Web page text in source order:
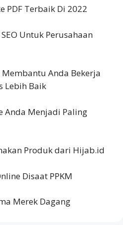
PDF Terbaik Di 2022
Untuk Perusahaan
Anda Bekerja
Lebih Baik
Anda Menjadi Paling
Produk dari Hijab.id
Disaat PPKM
Merek Dagang